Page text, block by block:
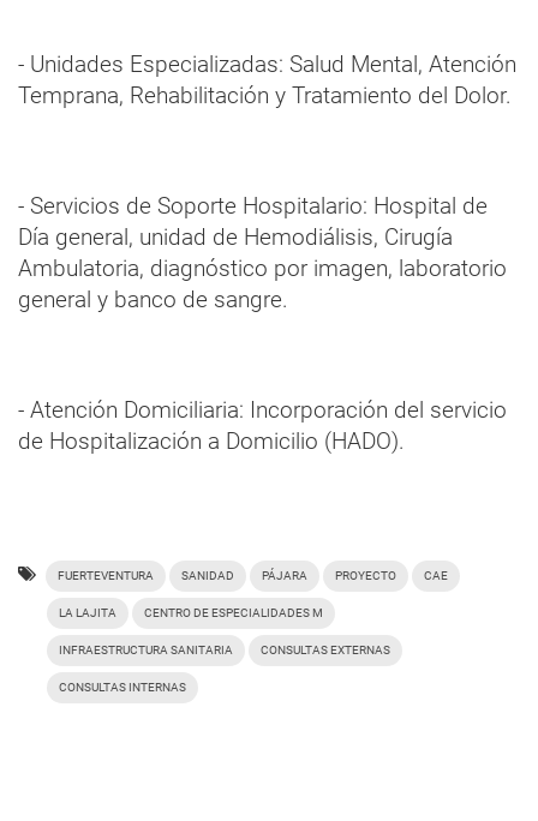
- Unidades Especializadas: Salud Mental, Atención
Temprana, Rehabilitación y Tratamiento del Dolor.
- Servicios de Soporte Hospitalario: Hospital de
Día general, unidad de Hemodiálisis, Cirugía
Ambulatoria, diagnóstico por imagen, laboratorio
general y banco de sangre.
- Atención Domiciliaria: Incorporación del servicio
de Hospitalización a Domicilio (HADO).
FUERTEVENTURA SANIDAD PÁJARA PROYECTO CAE
LA LAJITA CENTRO DE ESPECIALIDADES M
INFRAESTRUCTURA SANITARIA CONSULTAS EXTERNAS
CONSULTAS INTERNAS